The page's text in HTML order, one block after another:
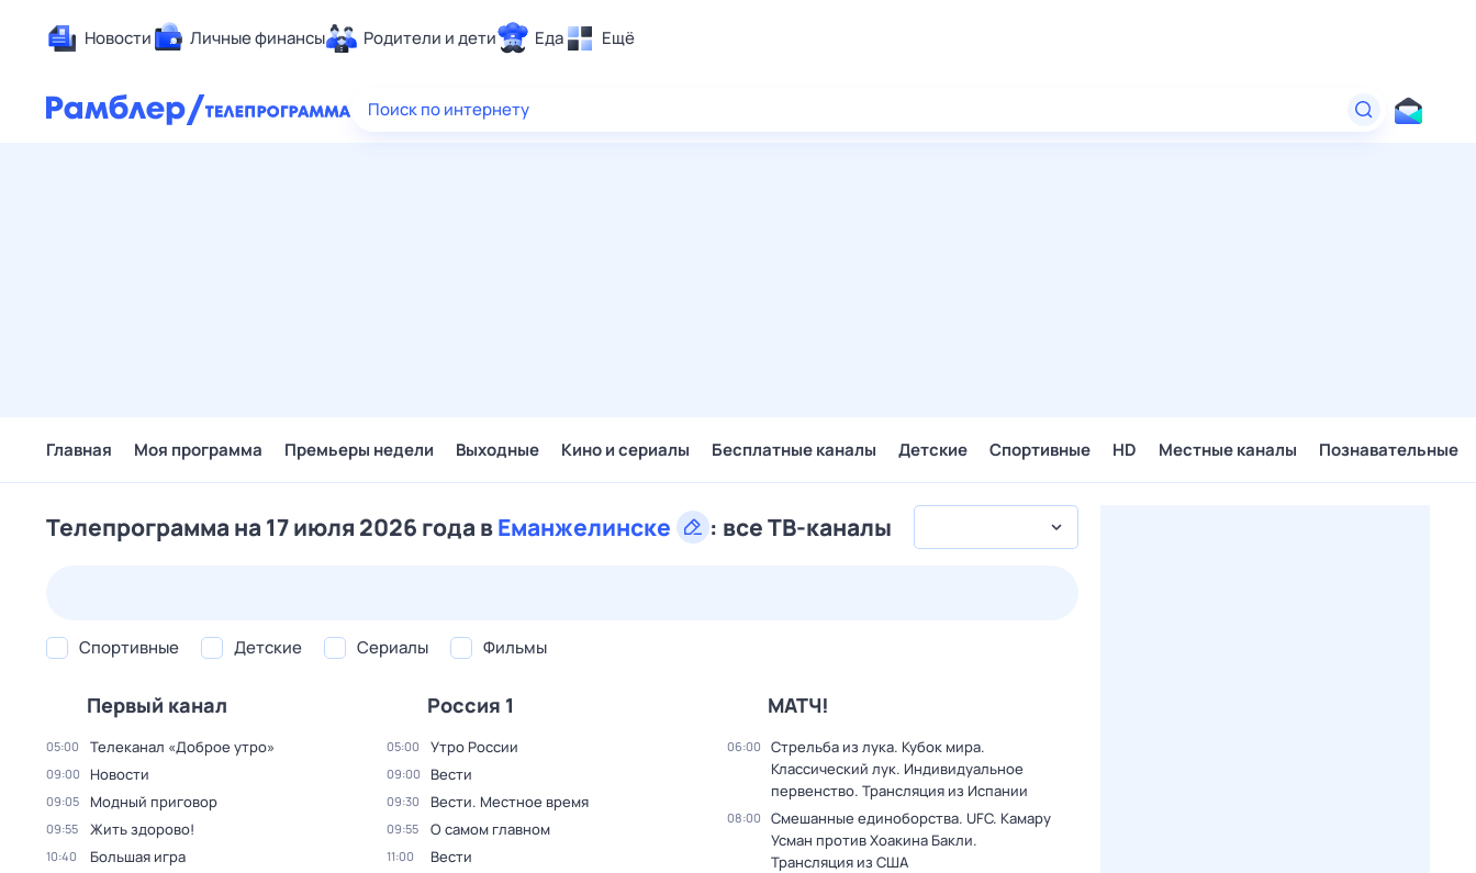
Новости Личные финансы Родители и дети Еда Ещё
Здоровье
Поиск по интернету
Главная Моя программа Премьеры недели Выходные Кино и сериалы Бесплатные каналы Детские Спортивные HD Местные каналы Познавательные
Телепрограмма на 17 июля 2026 года вЕманжелинске : все ТВ-каналы
Спортивные Детские Сериалы Фильмы
Первый канал
05:00 Телеканал «Доброе утро»
09:00 Новости
09:05 Модный приговор
09:55 Жить здорово!
10:40 Большая игра
Россия 1
05:00 Утро России
09:00 Вести
09:30 Вести. Местное время
09:55 О самом главном
11:00 Вести
МАТЧ!
06:00
Стрельба из лука. Кубок мира.
Классический лук. Индивидуальное
первенство. Трансляция из Испании
08:00
Смешанные единоборства. UFC. Камару
Усман против Хоакина Бакли.
Трансляция из США